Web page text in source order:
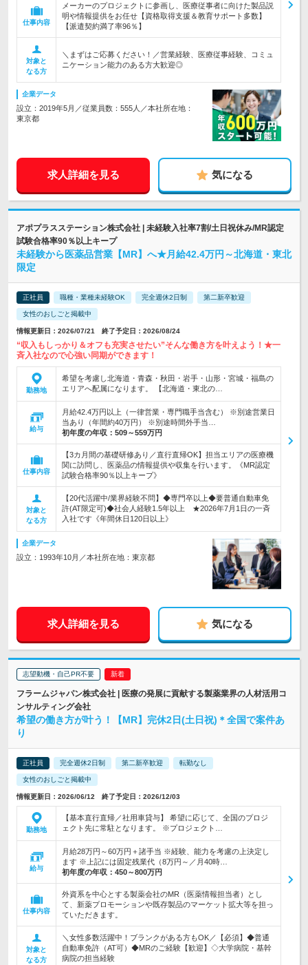
仕事内容
メーカーのプロジェクトに参画し、医療従事者に向けた製品説
明や情報提供をお任せ【資格取得支援＆教育サポート多数】
【派遣契約満了率96％】
対象と
なる方
＼まずはご応募ください！／営業経験、医療従事経験、コミュ
ニケーション能力のある方大歓迎◎
企業データ
設立：2019年5月／従業員数：555人／本社所在地：
東京都
求人詳細を見る 気になる
アポプラスステーション株式会社 | 未経験入社率7割/土日祝休み/MR認定
試験合格率90％以上キープ
未経験から医薬品営業【MR】へ★月給42.4万円～北海道・東北
限定
正社員 職種・業種未経験OK 完全週休2日制 第二新卒歓迎
女性のおしごと掲載中
情報更新日：2026/07/21 終了予定日：2026/08/24
“収入もしっかり＆オフも充実させたい”そんな働き方を叶えよう！★一
斉入社なので心強い同期ができます！
勤務地
希望を考慮し北海道・青森・秋田・岩手・山形・宮城・福島の
エリアへ配属になります。 【北海道・東北の…
給与
月給42.4万円以上（一律営業・専門職手当含む） ※別途営業日
当あり（年間約40万円） ※別途時間外手当…
初年度の年収： 509～559万円
仕事内容
【3カ月間の基礎研修あり／直行直帰OK】担当エリアの医療機
関に訪問し、医薬品の情報提供や収集を行います。《MR認定
試験合格率90％以上キープ》
対象と
なる方
【20代活躍中/業界経験不問】◆専門卒以上◆要普通自動車免
許(AT限定可)◆社会人経験1.5年以上 ★2026年7月1日の一斉
入社です《年間休日120日以上》
企業データ
設立：1993年10月／本社所在地：東京都
求人詳細を見る 気になる
志望動機・自己PR不要
フラームジャパン株式会社 | 医療の発展に貢献する製薬業界の人材活用コ
ンサルティング会社
希望の働き方が叶う！【MR】完休2日(土日祝)＊全国で案件あ
り
正社員 完全週休2日制 第二新卒歓迎 転勤なし
女性のおしごと掲載中
情報更新日：2026/06/12 終了予定日：2026/12/03
勤務地
【基本直行直帰／社用車貸与】 希望に応じて、全国のプロジ
ェクト先に常駐となります。 ※プロジェクト…
給与
月給28万円～60万円＋諸手当 ※経験、能力を考慮の上決定し
ます ※上記には固定残業代（8万円～／月40時…
初年度の年収： 450～800万円
仕事内容
外資系を中心とする製薬会社のMR（医薬情報担当者）とし
て、新薬プロモーションや既存製品のマーケット拡大等を担っ
ていただきます。
対象と
なる方
＼女性多数活躍中！ブランクがある方もOK／【必須】◆普通
自動車免許（AT可）◆MRのご経験【歓迎】◇大学病院・基幹
病院の担当経験